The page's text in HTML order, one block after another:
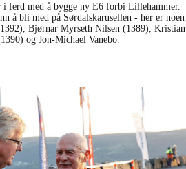
i ferd med å bygge ny E6 forbi Lillehammer.
å bli med på Sørdalskarusellen - her er noen
Bjørnar Myrseth Nilsen (1389), Kristian
og Jon-Michael Vanebo.